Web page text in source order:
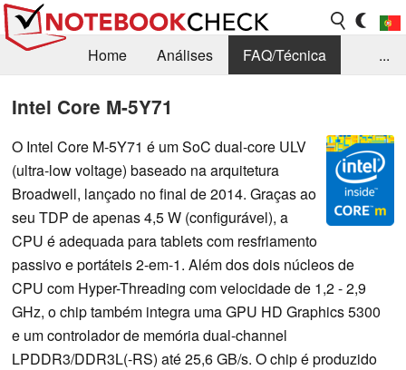
Home Análises
FAQ/Técnica
...
Intel Core M-5Y71
O Intel Core M-5Y71 é um SoC dual-core ULV
(ultra-low voltage) baseado na arquitetura
Broadwell, lançado no final de 2014. Graças ao
seu TDP de apenas 4,5 W (configurável), a
CPU é adequada para tablets com resfriamento
passivo e portáteis 2-em-1. Além dos dois núcleos de
CPU com Hyper-Threading com velocidade de 1,2 - 2,9
GHz, o chip também integra uma GPU HD Graphics 5300
e um controlador de memória dual-channel
LPDDR3/DDR3L(-RS) até 25,6 GB/s. O chip é produzido